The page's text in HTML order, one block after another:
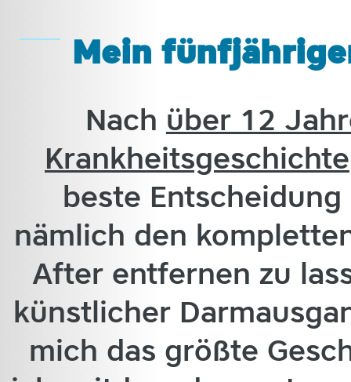
Mein
Nach über 12
Krankheitsgeschichte
beste
nämlich den
After entfernen zu
künstlicher
mich das größte